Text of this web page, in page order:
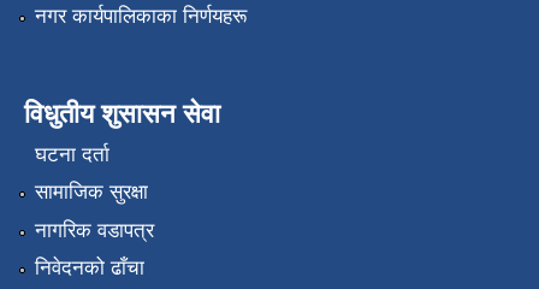
नगर कार्यपालिकाका निर्णयहरू
विधुतीय शुसासन सेवा
घटना दर्ता
सामाजिक सुरक्षा
नागरिक वडापत्र
निवेदनको ढाँचा